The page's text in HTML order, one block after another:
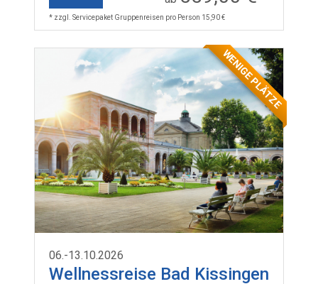
* zzgl. Servicepaket Gruppenreisen pro Person 15,90 €
WENIGE PLÄTZE
06.-13.10.2026
Wellnessreise Bad Kissingen